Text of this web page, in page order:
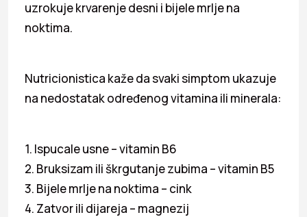
uzrokuje krvarenje desni i bijele mrlje na
noktima.
Nutricionistica kaže da svaki simptom ukazuje
na nedostatak određenog vitamina ili minerala:
1. Ispucale usne – vitamin B6
2. Bruksizam ili škrgutanje zubima – vitamin B5
3. Bijele mrlje na noktima – cink
4. Zatvor ili dijareja – magnezij